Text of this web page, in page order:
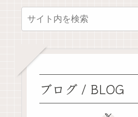
ブログ / BLOG